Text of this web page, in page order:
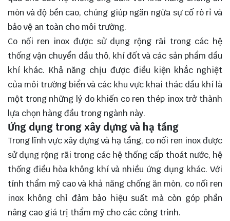
mòn và độ bền cao, chúng giúp ngăn ngừa sự cố rò rỉ và
bảo vệ an toàn cho môi trường.
Co nối ren inox được sử dụng rộng rãi trong các hệ
thống vận chuyển dầu thô, khí đốt và các sản phẩm dầu
khí khác. Khả năng chịu được điều kiện khắc nghiệt
của môi trường biển và các khu vực khai thác dầu khí là
một trong những lý do khiến co ren thép inox trở thành
lựa chọn hàng đầu trong ngành này.
Ứng dụng trong xây dựng và hạ tầng
Trong lĩnh vực xây dựng và hạ tầng, co nối ren inox được
sử dụng rộng rãi trong các hệ thống cấp thoát nước, hệ
thống điều hòa không khí và nhiều ứng dụng khác. Với
tính thẩm mỹ cao và khả năng chống ăn mòn, co nối ren
inox không chỉ đảm bảo hiệu suất mà còn góp phần
nâng cao giá trị thẩm mỹ cho các công trình.